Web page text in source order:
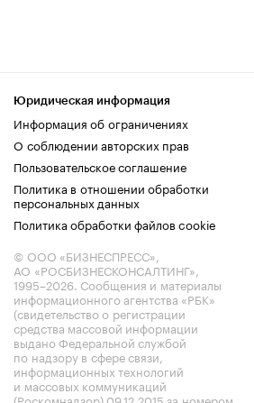
Юридическая информация
Информация об ограничениях
О соблюдении авторских прав
Пользовательское соглашение
Политика в отношении обработки
персональных данных
Политика обработки файлов cookie
© ООО «БИЗНЕСПРЕСС»,
АО «РОСБИЗНЕСКОНСАЛТИНГ»,
1995–2026. Сообщения и материалы
информационного агентства «РБК»
(свидетельство о регистрации
средства массовой информации
выдано Федеральной службой
по надзору в сфере связи,
информационных технологий
и массовых коммуникаций
(Роскомнадзор) 09.12.2015 за номером